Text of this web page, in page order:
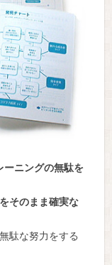
ーニングの無駄を
確実な
駄な努力をする